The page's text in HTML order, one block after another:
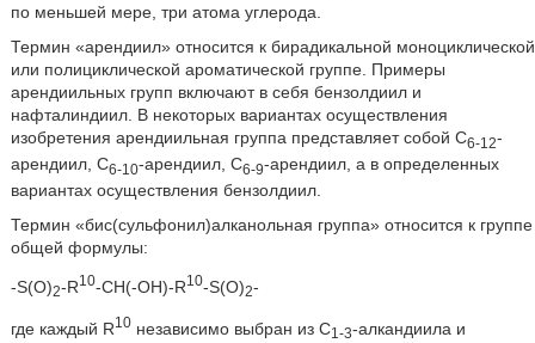
по меньшей мере, три атома углерода.
Термин «арендиил» относится к бирадикальной моноциклической
или полициклической ароматической группе. Примеры
арендиильных групп включают в себя бензолдиил и
нафталиндиил. В некоторых вариантах осуществления
изобретения арендиильная группа представляет собой C6-12-
арендиил, C6-10-арендиил, C6-9-арендиил, а в определенных
вариантах осуществления бензолдиил.
Термин «бис(сульфонил)алканольная группа» относится к группе
общей формулы:
-S(O)2-R10-CH(-OH)-R10-S(O)2-
где каждый R10независимо выбран из C1-3-алкандиила и